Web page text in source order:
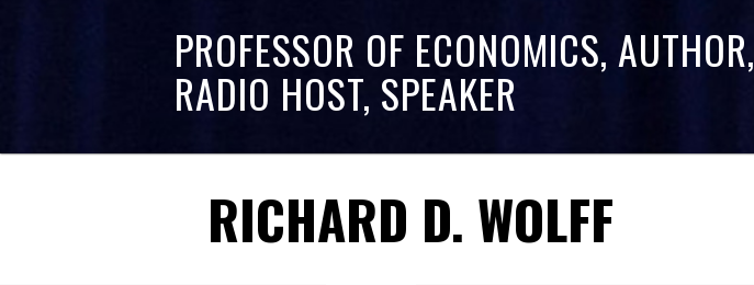
PROFESSOR OF ECONOMICS, AUTHOR,
RADIO HOST, SPEAKER
RICHARD D. WOLFF